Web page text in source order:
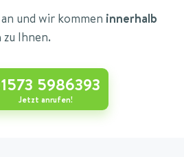
und wir kommen innerhalb
zu Ihnen.
5986393
Jetzt anrufen!